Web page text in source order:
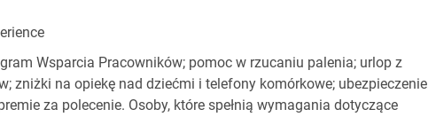
Wsparcia Pracowników; pomoc w rzucaniu palenia; urlop z
zniżki na opiekę nad dziećmi i telefony komórkowe; ubezpieczenie
za polecenie. Osoby, które spełnią wymagania dotyczące